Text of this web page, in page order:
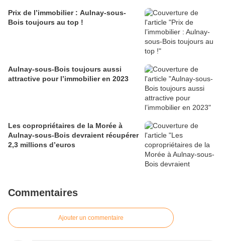
Prix de l’immobilier : Aulnay-sous-
Bois toujours au top !
Aulnay-sous-Bois toujours aussi
attractive pour l’immobilier en 2023
Les copropriétaires de la Morée à
Aulnay-sous-Bois devraient récupérer
2,3 millions d’euros
Commentaires
Ajouter un commentaire